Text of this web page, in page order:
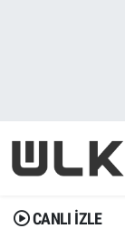
CANLI İZLE
Gündem
Dünya
Gündem
Trend
İstanbul
Trafik